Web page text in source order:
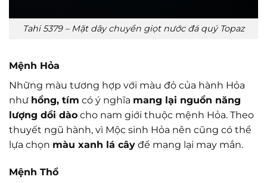
Tahi 5379 – Mặt dây chuyền giọt nước đá quý Topaz
Mệnh Hỏa
Những màu tương hợp với màu đỏ của hành Hỏa
như hồng, tím có ý nghĩa mang lại nguồn năng
lượng dồi dào cho nam giới thuộc mệnh Hỏa. Theo
thuyết ngũ hành, vì Mộc sinh Hỏa nên cũng có thể
lựa chọn màu xanh lá cây để mang lại may mắn.
Mệnh Thổ